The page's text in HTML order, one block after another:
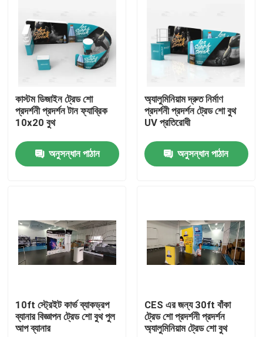
পণ্য
ভিডিও
আমাদের সম্পর্কে
কারখানা ভ্রমণ
আমাদের সাথে যোগাযোগ করুন
খবর
ট্রেড শো প্রদর্শনী প্রদর্শন
কাস্টম ডিজাইন ট্রেড শো
প্রদর্শনী প্রদর্শন টান ফ্যাব্রিক
10x20 বুথ
অনুসন্ধান পাঠান
অ্যালুমিনিয়াম দ্রুত নির্মাণ
প্রদর্শনী প্রদর্শন ট্রেড শো বুথ
UV প্রতিরোধী
অনুসন্ধান পাঠান
10ft স্ট্রেইট কার্ভ ব্যাকড্রপ
ব্যানার বিজ্ঞাপন ট্রেড শো বুথ পুল
আপ ব্যানার
CES এর জন্য 30ft বাঁকা
ট্রেড শো প্রদর্শনী প্রদর্শন
অ্যালুমিনিয়াম ট্রেড শো বুথ